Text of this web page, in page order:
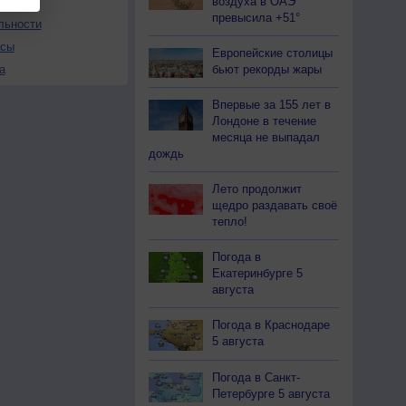
превысила +51°
Европейские столицы
бьют рекорды жары
Впервые за 155 лет в
Лондоне в течение
месяца не выпадал
дождь
Лето продолжит
щедро раздавать своё
тепло!
Погода в
Екатеринбурге 5
августа
Погода в Краснодаре
5 августа
Погода в Санкт-
Петербурге 5 августа